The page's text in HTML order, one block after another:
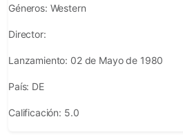
Géneros: Western
Director:
Lanzamiento: 02 de Mayo de 1980
País: DE
Calificación: 5.0